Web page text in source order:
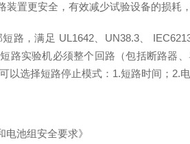
置更安全，有效减少试验设备的损耗
路，满足 UL1642、UN38.3、
路实验机必须整个回路（包括断路器
可以选择短路停止模式： 1.短路时间； 2.
池组安全要求》